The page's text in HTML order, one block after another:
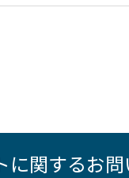
に関するお